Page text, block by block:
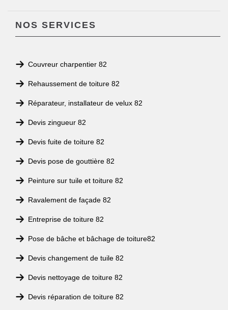
NOS SERVICES
Couvreur charpentier 82
Rehaussement de toiture 82
Réparateur, installateur de velux 82
Devis zingueur 82
Devis fuite de toiture 82
Devis pose de gouttière 82
Peinture sur tuile et toiture 82
Ravalement de façade 82
Entreprise de toiture 82
Pose de bâche et bâchage de toiture82
Devis changement de tuile 82
Devis nettoyage de toiture 82
Devis réparation de toiture 82